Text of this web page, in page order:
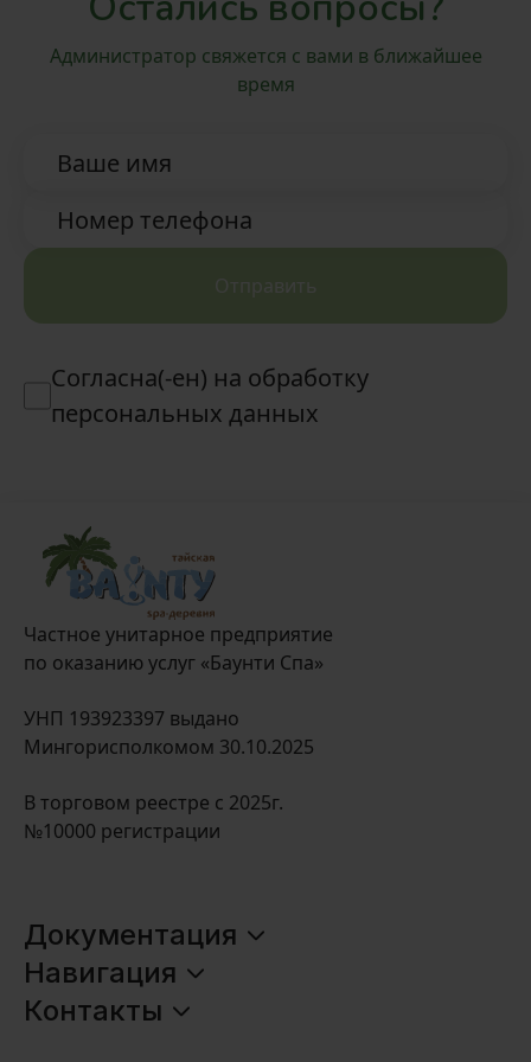
Администратор свяжется с вами в ближайшее
время
Ваше имя
Номер телефона
Отправить
Согласна(-ен) на обработку
персональных данных
Частное унитарное предприятие
по оказанию услуг «Баунти Спа»
УНП 193923397 выдано
Мингорисполкомом 30.10.2025
В торговом реестре с 2025г.
№10000 регистрации
Документация
Оплата и доставка
Политика обработки данных
Навигация
Главная
Контакты